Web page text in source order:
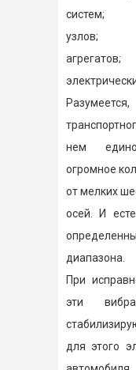
систем;
узлов;
агрегатов;
нем
огромное
от мелких
осей. И
диапазона.
При
эти
для этого